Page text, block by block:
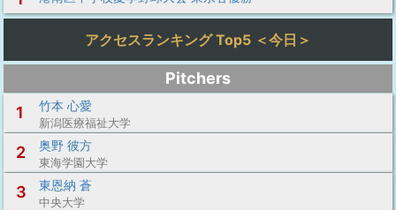
アクセスランキング Top5 ＜今日＞
Pitchers
1
竹本 心愛
新潟医療福祉大学
2 奥野 彼方
東海学園大学
3 東恩納 蒼
中央大学